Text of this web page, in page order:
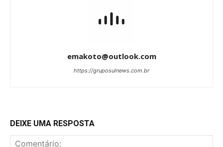
emakoto@outlook.com
https://gruposulnews.com.br
DEIXE UMA RESPOSTA